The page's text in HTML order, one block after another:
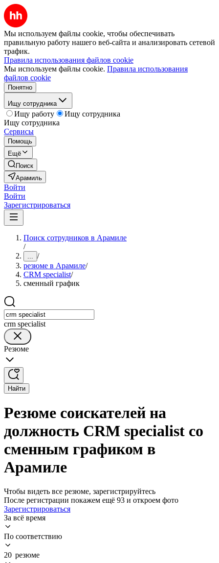
Мы используем файлы cookie, чтобы обеспечивать
правильную работу нашего веб-сайта и анализировать сетевой
трафик.
Правила использования файлов cookie
Мы используем файлы cookie. Правила использования
файлов cookie
Понятно
Ищу сотрудника
Ищу работу
Ищу сотрудника
Ищу сотрудника
Сервисы
Помощь
Ещё
Поиск
Арамиль
Войти
Войти
Зарегистрироваться
Поиск сотрудников в Арамиле
/
... /
резюме в Арамиле/
CRM specialist/
сменный график
crm specialist
Резюме
Найти
Резюме соискателей на
должность CRM specialist со
сменным графиком в
Арамиле
Чтобы видеть все резюме, зарегистрируйтесь
После регистрации покажем ещё 93 и откроем фото
Зарегистрироваться
За всё время
По соответствию
20 резюме